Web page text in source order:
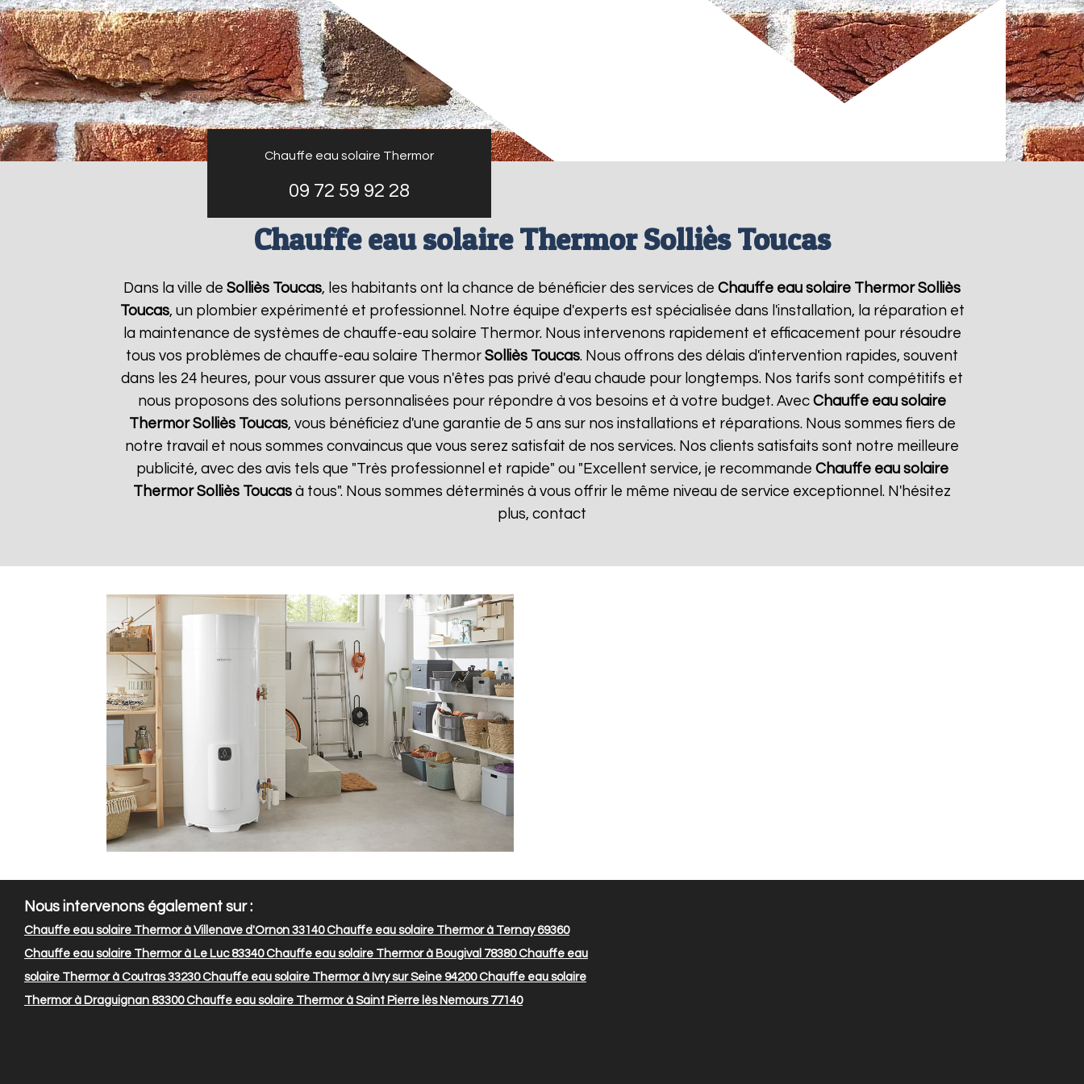
Chauffe eau solaire Thermor
09 72 59 92 28
Chauffe eau solaire Thermor Solliès Toucas
Dans la ville de Solliès Toucas, les habitants ont la chance de bénéficier des services de Chauffe eau solaire Thermor Solliès
Toucas, un plombier expérimenté et professionnel. Notre équipe d'experts est spécialisée dans l'installation, la réparation et
la maintenance de systèmes de chauffe-eau solaire Thermor. Nous intervenons rapidement et efficacement pour résoudre
tous vos problèmes de chauffe-eau solaire Thermor Solliès Toucas. Nous offrons des délais d'intervention rapides, souvent
dans les 24 heures, pour vous assurer que vous n'êtes pas privé d'eau chaude pour longtemps. Nos tarifs sont compétitifs et
nous proposons des solutions personnalisées pour répondre à vos besoins et à votre budget. Avec Chauffe eau solaire
Thermor Solliès Toucas, vous bénéficiez d'une garantie de 5 ans sur nos installations et réparations. Nous sommes fiers de
notre travail et nous sommes convaincus que vous serez satisfait de nos services. Nos clients satisfaits sont notre meilleure
publicité, avec des avis tels que "Très professionnel et rapide" ou "Excellent service, je recommande Chauffe eau solaire
Thermor Solliès Toucas à tous". Nous sommes déterminés à vous offrir le même niveau de service exceptionnel. N'hésitez
plus, contact
Nous intervenons également sur :
Chauffe eau solaire Thermor à Villenave d'Ornon 33140Chauffe eau solaire Thermor à Ternay 69360
Chauffe eau solaire Thermor à Le Luc 83340Chauffe eau solaire Thermor à Bougival 78380Chauffe eau
solaire Thermor à Coutras 33230Chauffe eau solaire Thermor à Ivry sur Seine 94200Chauffe eau solaire
Thermor à Draguignan 83300Chauffe eau solaire Thermor à Saint Pierre lès Nemours 77140